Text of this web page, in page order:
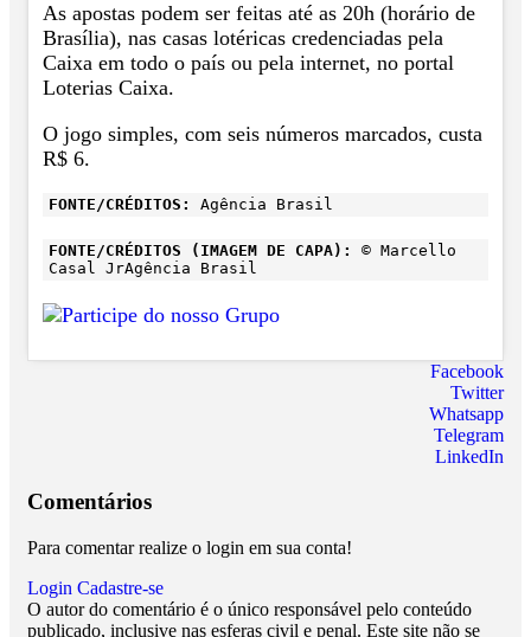
As apostas podem ser feitas até as 20h (horário de
Brasília), nas casas lotéricas credenciadas pela
Caixa em todo o país ou pela internet, no portal
Loterias Caixa.
O jogo simples, com seis números marcados, custa
R$ 6.
FONTE/CRÉDITOS: Agência Brasil
FONTE/CRÉDITOS (IMAGEM DE CAPA):
© Marcello
Casal JrAgência Brasil
Facebook
Twitter
Whatsapp
Telegram
LinkedIn
Comentários
Para comentar realize o login em sua conta!
Login Cadastre-se
O autor do comentário é o único responsável pelo conteúdo
publicado, inclusive nas esferas civil e penal. Este site não se